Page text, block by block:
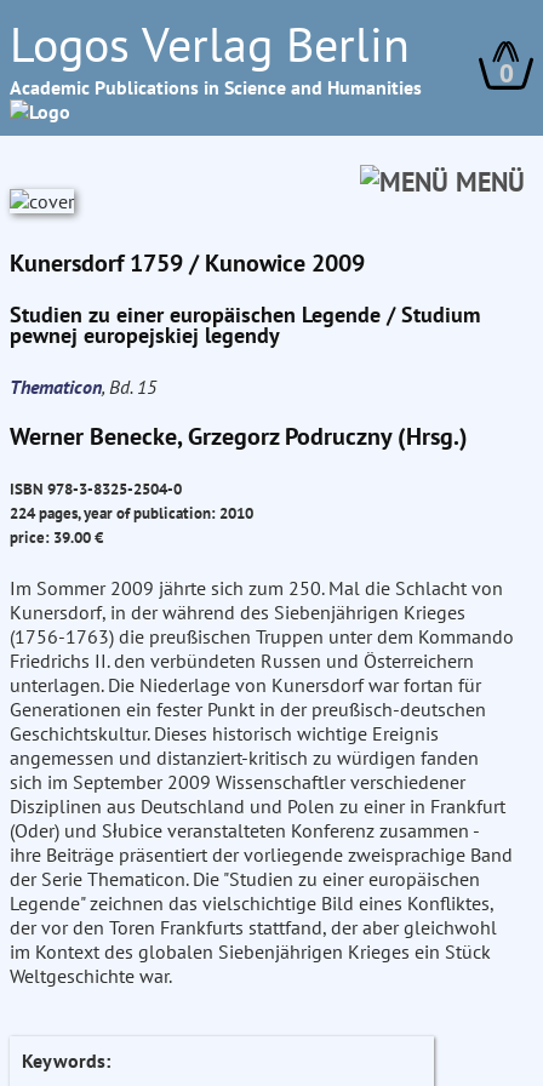
Logos Verlag Berlin
Academic Publications in Science and Humanities 0
MENÜ
Kunersdorf 1759 / Kunowice 2009
Studien zu einer europäischen Legende / Studium
pewnej europejskiej legendy
Thematicon, Bd. 15
Werner Benecke, Grzegorz Podruczny (Hrsg.)
ISBN 978-3-8325-2504-0
224 pages, year of publication: 2010
price: 39.00 €
Im Sommer 2009 jährte sich zum 250. Mal die Schlacht von
Kunersdorf, in der während des Siebenjährigen Krieges
(1756-1763) die preußischen Truppen unter dem Kommando
Friedrichs II. den verbündeten Russen und Österreichern
unterlagen. Die Niederlage von Kunersdorf war fortan für
Generationen ein fester Punkt in der preußisch-deutschen
Geschichtskultur. Dieses historisch wichtige Ereignis
angemessen und distanziert-kritisch zu würdigen fanden
sich im September 2009 Wissenschaftler verschiedener
Disziplinen aus Deutschland und Polen zu einer in Frankfurt
(Oder) und Słubice veranstalteten Konferenz zusammen -
ihre Beiträge präsentiert der vorliegende zweisprachige Band
der Serie Thematicon. Die "Studien zu einer europäischen
Legende" zeichnen das vielschichtige Bild eines Konfliktes,
der vor den Toren Frankfurts stattfand, der aber gleichwohl
im Kontext des globalen Siebenjährigen Krieges ein Stück
Weltgeschichte war.
Keywords: